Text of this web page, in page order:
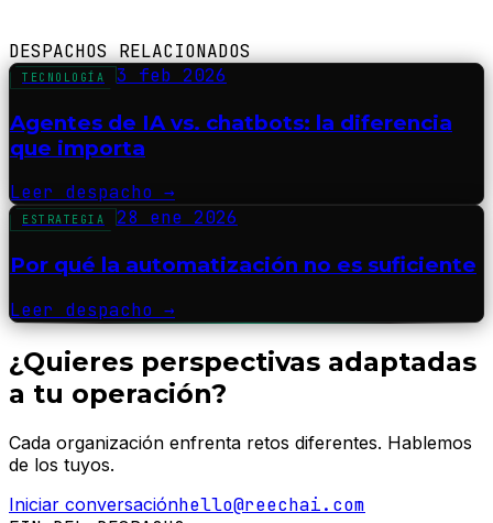
DESPACHOS RELACIONADOS
TECNOLOGÍA 3 feb 2026
Agentes de IA vs. chatbots: la diferencia
que importa
Leer despacho →
ESTRATEGIA 28 ene 2026
Por qué la automatización no es suficiente
Leer despacho →
¿Quieres perspectivas adaptadas
a tu operación?
Cada organización enfrenta retos diferentes. Hablemos
de los tuyos.
Iniciar conversaciónhello@reechai.com